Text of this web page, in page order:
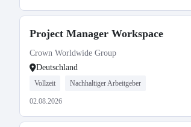
Project Manager Workspace
Crown Worldwide Group
Deutschland
Vollzeit Nachhaltiger Arbeitgeber
02.08.2026